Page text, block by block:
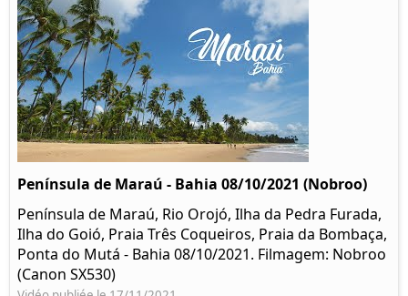
Península de Maraú - Bahia 08/10/2021 (Nobroo)
Península de Maraú, Rio Orojó, Ilha da Pedra Furada,
Ilha do Goió, Praia Três Coqueiros, Praia da Bombaça,
Ponta do Mutá - Bahia 08/10/2021. Filmagem: Nobroo
(Canon SX530)